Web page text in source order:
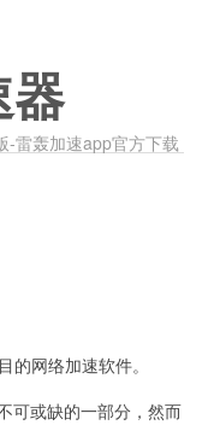
器
-雷轰加速app官方下载
网络加速软件。
或缺的一部分，然而